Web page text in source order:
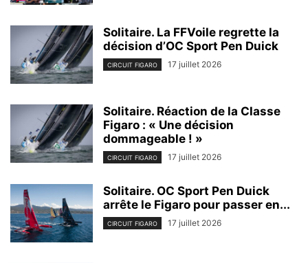
Solitaire. La FFVoile regrette la
décision d’OC Sport Pen Duick
CIRCUIT FIGARO 17 juillet 2026
Solitaire. Réaction de la Classe
Figaro : « Une décision
dommageable ! »
CIRCUIT FIGARO 17 juillet 2026
Solitaire. OC Sport Pen Duick
arrête le Figaro pour passer en...
CIRCUIT FIGARO 17 juillet 2026